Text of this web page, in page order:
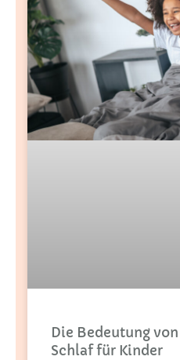
Die Bedeutung
Schlaf für Kinder